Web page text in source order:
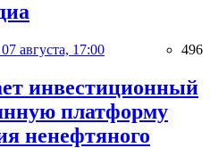
07 августа, 17:00 496
инвестиционный
платформу
ненефтяного